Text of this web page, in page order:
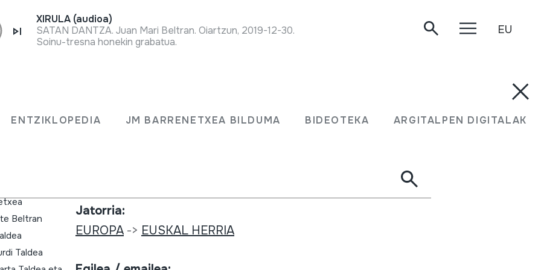
ENTZIKLOPEDIA JM BARRENETXEA BILDUMA BIDEOTEKA ARGITALPEN DIGITALAK
XIRULA (audioa)
SATAN DANTZA. Juan Mari Beltran. Oiartzun, 2019-12-30.
Soinu-tresna honekin grabatua.
EU
2)
Beltran
Taldea
Irudi artxiboa
Jatorria:
EUROPA-> EUSKAL HERRIA